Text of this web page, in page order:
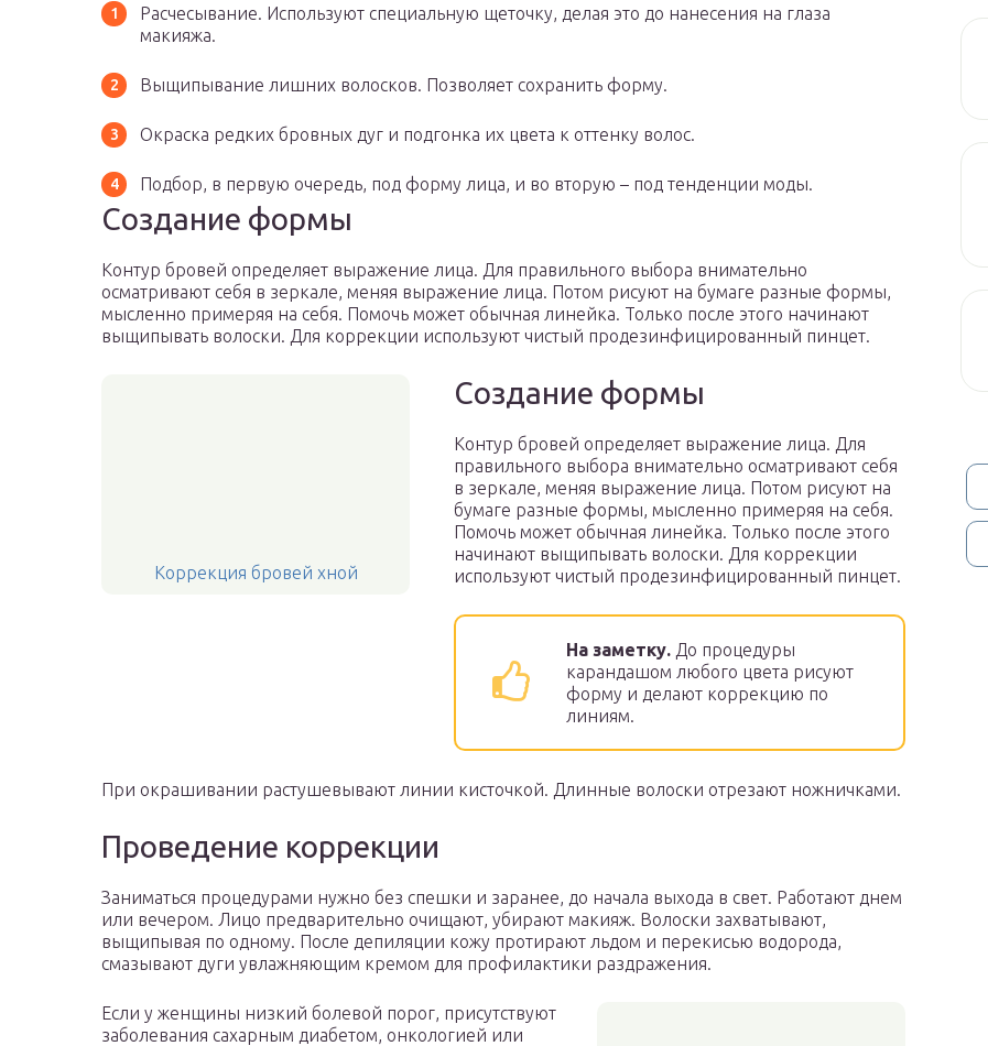
Расчесывание. Используют специальную щеточку, делая это до нанесения на глаза
макияжа.
Выщипывание лишних волосков. Позволяет сохранить форму.
Окраска редких бровных дуг и подгонка их цвета к оттенку волос.
Подбор, в первую очередь, под форму лица, и во вторую – под тенденции моды.
Создание формы
Контур бровей определяет выражение лица. Для правильного выбора внимательно
осматривают себя в зеркале, меняя выражение лица. Потом рисуют на бумаге разные формы,
мысленно примеряя на себя. Помочь может обычная линейка. Только после этого начинают
выщипывать волоски. Для коррекции используют чистый продезинфицированный пинцет.
Коррекция бровей хной
Создание формы
Контур бровей определяет выражение лица. Для
правильного выбора внимательно осматривают себя
в зеркале, меняя выражение лица. Потом рисуют на
бумаге разные формы, мысленно примеряя на себя.
Помочь может обычная линейка. Только после этого
начинают выщипывать волоски. Для коррекции
используют чистый продезинфицированный пинцет.
На заметку. До процедуры
карандашом любого цвета рисуют
форму и делают коррекцию по
линиям.
При окрашивании растушевывают линии кисточкой. Длинные волоски отрезают ножничками.
Проведение коррекции
Заниматься процедурами нужно без спешки и заранее, до начала выхода в свет. Работают днем
или вечером. Лицо предварительно очищают, убирают макияж. Волоски захватывают,
выщипывая по одному. После депиляции кожу протирают льдом и перекисью водорода,
смазывают дуги увлажняющим кремом для профилактики раздражения.
Если у женщины низкий болевой порог, присутствуют
заболевания сахарным диабетом, онкологией или